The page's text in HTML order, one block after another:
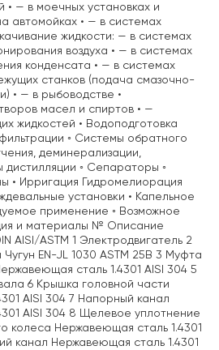
• — в моечных установках и
автомойках • — в системах
жидкости: — в системах
воздуха • — в системах
конденсата • — в системах
станков (подача смазочно-
• — в рыбоводстве •
масел и спиртов • —
жидкостей • Водоподготовка
◦ Системы обратного
деминерализации,
дистилляции ◦ Сепараторы ◦
• Ирригация Гидромелиорация
установки • Капельное
применение ◦ Возможное
и материалы № Описание
AISI/ASTM 1 Электродвигатель 2
EN-JL 1030 ASTM 25B 3 Муфта
сталь 1.4301 AISI 304 5
6 Крышка головной части
AISI 304 7 Напорный канал
AISI 304 8 Щелевое уплотнение
колеса Нержавеющая сталь 1.4301
канал Нержавеющая сталь 1.4301